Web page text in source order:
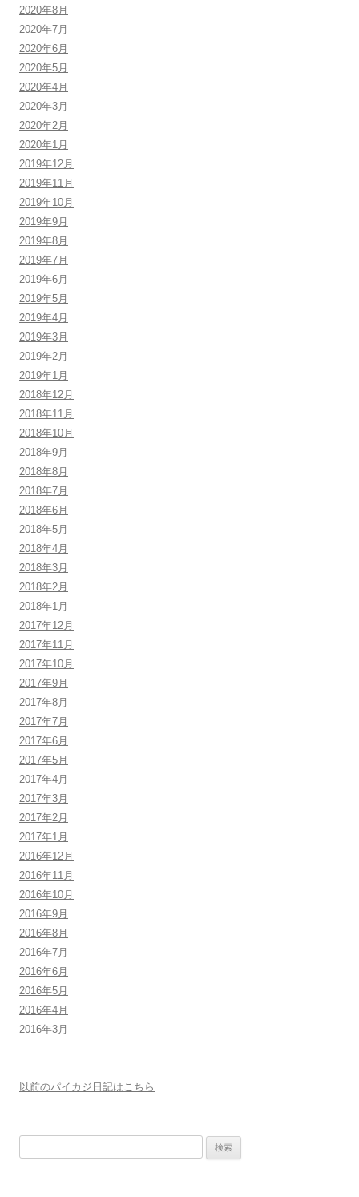
2020年8月
2020年7月
2020年6月
2020年5月
2020年4月
2020年3月
2020年2月
2020年1月
2019年12月
2019年11月
2019年10月
2019年9月
2019年8月
2019年7月
2019年6月
2019年5月
2019年4月
2019年3月
2019年2月
2019年1月
2018年12月
2018年11月
2018年10月
2018年9月
2018年8月
2018年7月
2018年6月
2018年5月
2018年4月
2018年3月
2018年2月
2018年1月
2017年12月
2017年11月
2017年10月
2017年9月
2017年8月
2017年7月
2017年6月
2017年5月
2017年4月
2017年3月
2017年2月
2017年1月
2016年12月
2016年11月
2016年10月
2016年9月
2016年8月
2016年7月
2016年6月
2016年5月
2016年4月
2016年3月
以前のパイカジ日記はこちら